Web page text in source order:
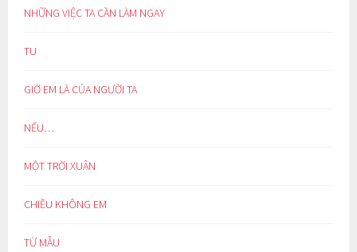
NHỮNG VIỆC TA CẦN LÀM NGAY
TU
GIỜ EM LÀ CỦA NGƯỜI TA
NẾU…
MỘT TRỜI XUÂN
CHIỀU KHÔNG EM
TỪ MẪU